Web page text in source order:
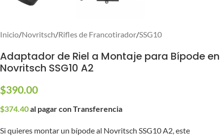
Inicio/Novritsch/Rifles de Francotirador/SSG10
Adaptador de Riel a Montaje para Bípode en
Novritsch SSG10 A2
$390.00
$374.40al pagar con Transferencia
Si quieres montar un bípode al Novritsch SSG10 A2, este